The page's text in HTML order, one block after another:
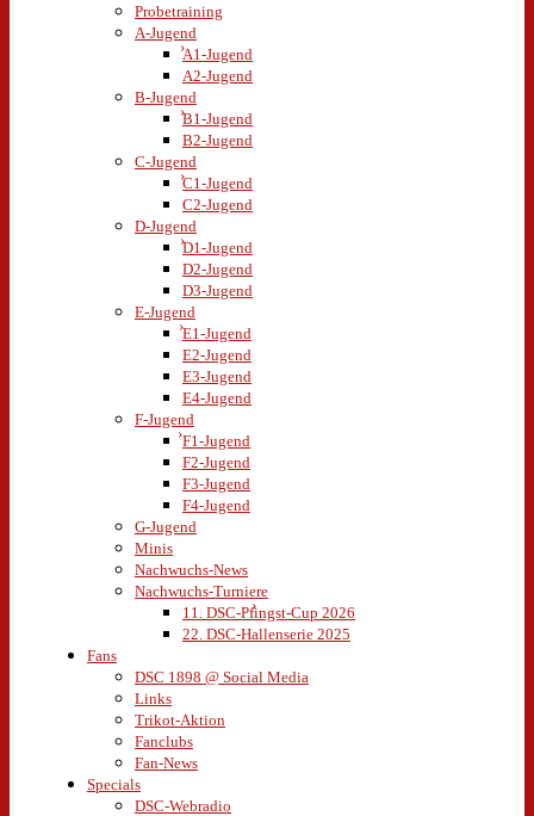
Probetraining
A-Jugend
A1-Jugend
A2-Jugend
B-Jugend
B1-Jugend
B2-Jugend
C-Jugend
C1-Jugend
C2-Jugend
D-Jugend
D1-Jugend
D2-Jugend
D3-Jugend
E-Jugend
E1-Jugend
E2-Jugend
E3-Jugend
E4-Jugend
F-Jugend
F1-Jugend
F2-Jugend
F3-Jugend
F4-Jugend
G-Jugend
Minis
Nachwuchs-News
Nachwuchs-Turniere
11. DSC-Pfingst-Cup 2026
22. DSC-Hallenserie 2025
Fans
DSC 1898 @ Social Media
Links
Trikot-Aktion
Fanclubs
Fan-News
Specials
DSC-Webradio